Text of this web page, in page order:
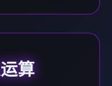
算